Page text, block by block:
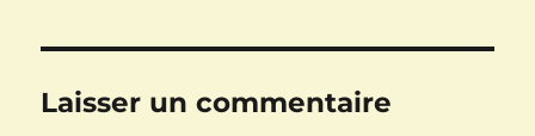
Laisser un commentaire